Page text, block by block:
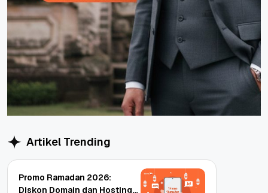
Artikel Trending
Promo Ramadan 2026:
Diskon Domain dan Hosting